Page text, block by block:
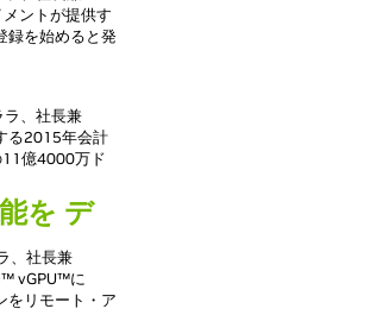
ントが提供す
を始めると発
、社長兼
る2015年会計
11億4000万ド
を デ
、社長兼
vGPU™に
をリモート・ア